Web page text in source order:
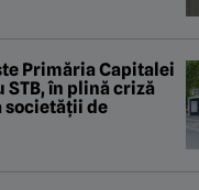
Primăria Capitalei
în plină criză
societății de